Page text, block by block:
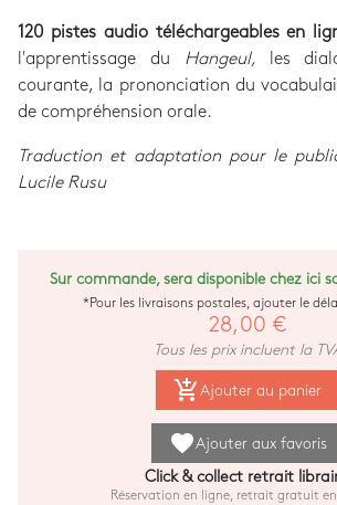
120 pistes audio téléchargeables en
l'apprentissage du Hangeul,
les
courante, la prononciation du
de compréhension orale.
Traduction et adaptation pour le
Lucile Rusu
Sur commande, sera disponible chez ici
*Pour les livraisons postales, ajouter le
28,00 €
Tous les prix incluent la
add_shopping_cart Ajouter au panier
favorite Ajouter aux favoris
Click & collect retrait
Réservation en ligne, retrait gratuit